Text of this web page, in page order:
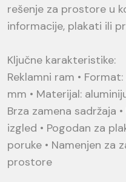
rešenje za prostore u
informacije, plakati ili
Ključne karakteristike:
Reklamni ram •
mm • Materijal:
Brza zamena sadržaja
izgled • Pogodan za
poruke • Namenjen za
prostore